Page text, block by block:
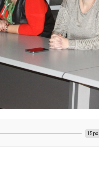
15px